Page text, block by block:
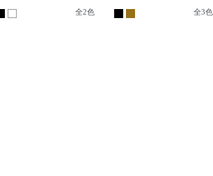
脚 スニーカータイプ
全2色
ース 厚底ベルトサンダル
全3色